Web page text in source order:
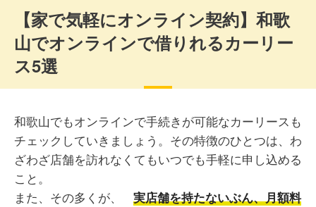
【家で気軽にオンライン契約】和歌
山でオンラインで借りれるカーリー
ス5選
和歌山でもオンラインで手続きが可能なカーリースも
チェックしていきましょう。その特徴のひとつは、わ
ざわざ店舗を訪れなくてもいつでも手軽に申し込める
こと。
また、その多くが、
実店舗を持たないぶん、月額料